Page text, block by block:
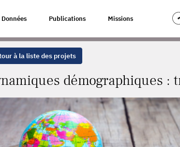
Données Publications Missions
: TRAJECTOIRES ET MIGRATIONS
à la liste des projets
démographiques :